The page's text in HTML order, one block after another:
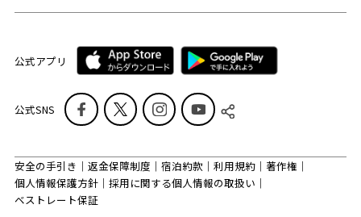
公式アプリ
公式SNS
安全の手引き 返金保障制度 宿泊約款 利用規約
著作権
個人情報保護方針
採用に関する個人情報の取扱い
ベストレート保証